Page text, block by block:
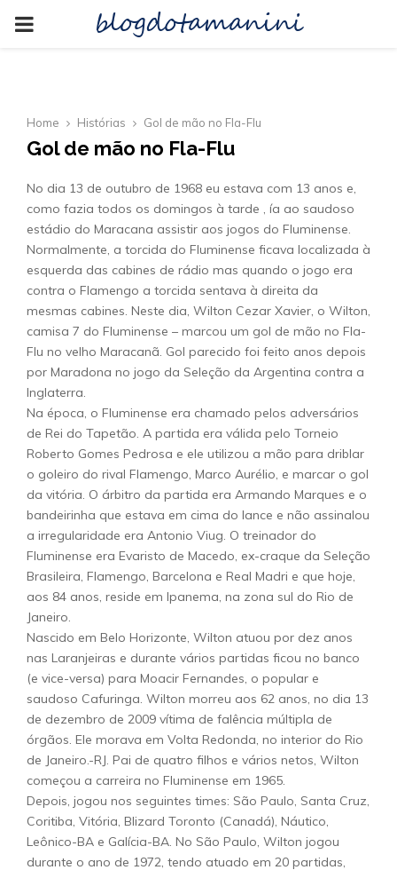
PRIMARYblogdotamanini
Home Histórias Gol de mão no Fla-Flu
Gol de mão no Fla-Flu
No dia 13 de outubro de 1968 eu estava com 13 anos e,
como fazia todos os domingos à tarde , ía ao saudoso
estádio do Maracana assistir aos jogos do Fluminense.
Normalmente, a torcida do Fluminense ficava localizada à
esquerda das cabines de rádio mas quando o jogo era
contra o Flamengo a torcida sentava à direita da
mesmas cabines. Neste dia, Wilton Cezar Xavier, o Wilton,
camisa 7 do Fluminense – marcou um gol de mão no Fla-
Flu no velho Maracanã. Gol parecido foi feito anos depois
por Maradona no jogo da Seleção da Argentina contra a
Inglaterra.
Na época, o Fluminense era chamado pelos adversários
de Rei do Tapetão. A partida era válida pelo Torneio
Roberto Gomes Pedrosa e ele utilizou a mão para driblar
o goleiro do rival Flamengo, Marco Aurélio, e marcar o gol
da vitória. O árbitro da partida era Armando Marques e o
bandeirinha que estava em cima do lance e não assinalou
a irregularidade era Antonio Viug. O treinador do
Fluminense era Evaristo de Macedo, ex-craque da Seleção
Brasileira, Flamengo, Barcelona e Real Madri e que hoje,
aos 84 anos, reside em Ipanema, na zona sul do Rio de
Janeiro.
Nascido em Belo Horizonte, Wilton atuou por dez anos
nas Laranjeiras e durante vários partidas ficou no banco
(e vice-versa) para Moacir Fernandes, o popular e
saudoso Cafuringa. Wilton morreu aos 62 anos, no dia 13
de dezembro de 2009 vítima de falência múltipla de
órgãos. Ele morava em Volta Redonda, no interior do Rio
de Janeiro.-RJ. Pai de quatro filhos e vários netos, Wilton
começou a carreira no Fluminense em 1965.
Depois, jogou nos seguintes times: São Paulo, Santa Cruz,
Coritiba, Vitória, Blizard Toronto (Canadá), Náutico,
Leônico-BA e Galícia-BA. No São Paulo, Wilton jogou
durante o ano de 1972, tendo atuado em 20 partidas,